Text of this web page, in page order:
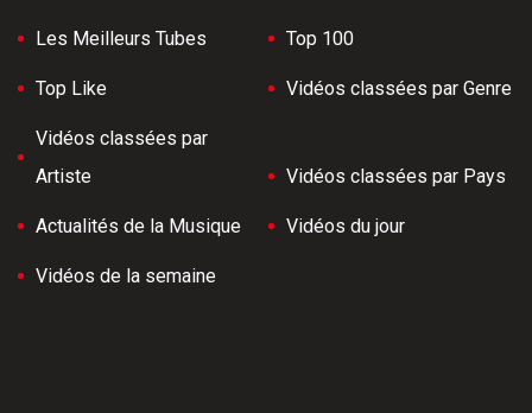
Les Meilleurs Tubes Top 100
Top Like Vidéos classées par Genre
Vidéos classées par
Artiste
Vidéos classées par Pays
Actualités de la Musique Vidéos du jour
Vidéos de la semaine